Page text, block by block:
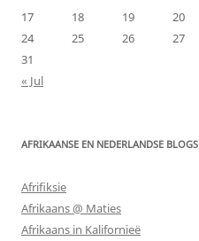
17
18 19 20
24
25 26 27
31
« Jul
AFRIKAANSE EN NEDERLANDSE BLOGS
Afrifiksie
Afrikaans @ Maties
Afrikaans in Kalifornieë